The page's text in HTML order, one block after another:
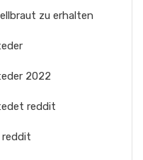
zu erhalten
2022
reddit